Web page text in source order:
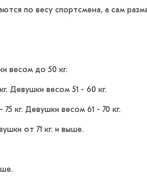
по весу спортсмена, а сам
весом до 50 кг.
Девушки весом 51 - 60 кг.
кг. Девушки весом 61 - 70 кг.
от 71 кг. и выше.